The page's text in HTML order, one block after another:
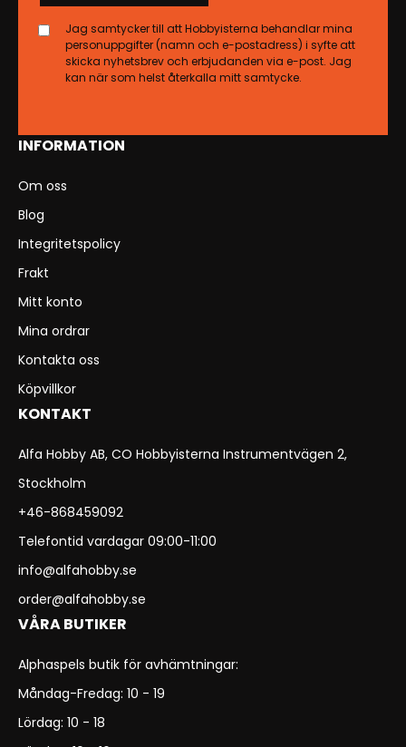
INFORMATION
Om oss
Blog
Integritetspolicy
Frakt
Mitt konto
Mina ordrar
Kontakta oss
Köpvillkor
KONTAKT
Alfa Hobby AB, CO Hobbyisterna Instrumentvägen 2,
Stockholm
+46-868459092
Telefontid vardagar 09:00-11:00
info@alfahobby.se
order@alfahobby.se
VÅRA BUTIKER
Alphaspels butik för avhämtningar:
Måndag-Fredag: 10 - 19
Lördag: 10 - 18
Jag samtycker till att Hobbyisterna behandlar mina
personuppgifter (namn och e-postadress) i syfte att
skicka nyhetsbrev och erbjudanden via e-post. Jag
kan när som helst återkalla mitt samtycke.